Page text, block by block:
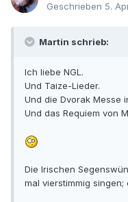
Geschrieben 5.
Martin schrieb:
Ich liebe NGL.
Und Taize-Lieder.
Und die Dvorak Messe
Und das Requiem von
Die Irischen
mal vierstimmig singen;